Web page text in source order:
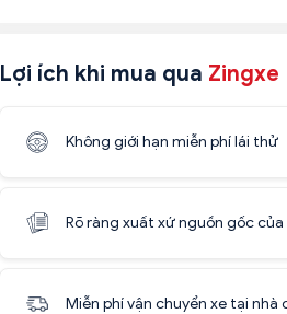
Lợi ích khi mua qua Zingxe
Không giới hạn miễn phí lái thử
Rõ ràng xuất xứ nguồn gốc
Miễn phí vận chuyển xe tại nhà